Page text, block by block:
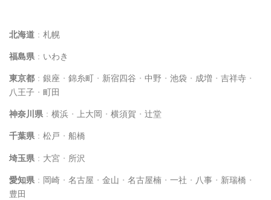
北海道 ： 札幌
福島県 ： いわき
東京都 ： 銀座 ・ 錦糸町 ・ 新宿四谷 ・ 中野 ・ 池袋 ・ 成増 ・ 吉祥寺 ・
八王子 ・ 町田
神奈川県 ： 横浜 ・ 上大岡 ・ 横須賀 ・ 辻堂
千葉県 ： 松戸 ・ 船橋
埼玉県 ： 大宮 ・ 所沢
愛知県 ： 岡崎 ・ 名古屋 ・ 金山 ・ 名古屋楠 ・ 一社 ・ 八事 ・ 新瑞橋 ・
豊田